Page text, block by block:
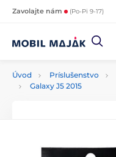
Zavolajte nám (Po-Pi 9-17)
Úvod Príslušenstvo
Galaxy J5 2015